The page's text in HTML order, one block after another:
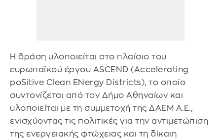
Η δράση υλοποιείται στο πλαίσιο του
ευρωπαϊκού έργου ASCEND (Accelerating
poSitive Clean ENergy Districts), το οποίο
συντονίζεται από τον Δήμο Αθηναίων και
υλοποιείται με τη συμμετοχή της ΔΑΕΜ Α.Ε.,
ενισχύοντας τις πολιτικές για την αντιμετώπιση
της ενεργειακής φτώχειας και τη δίκαιη